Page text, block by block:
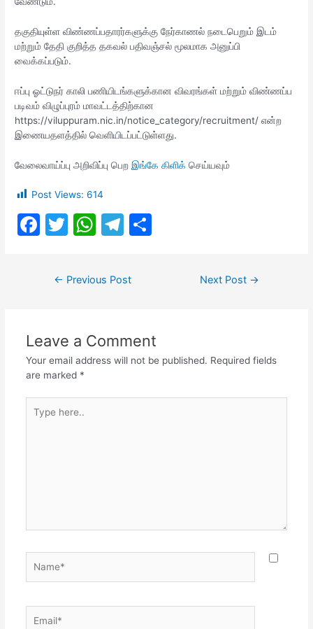
தகுதியுள்ள விண்ணப்பதாரர்களுக்கு நேர்காணல் நடைபெறும் இடம்
மற்றும் தேதி குறித்த தகவல் பதிவஞ்சல் மூலமாக அனுப்பி
வைக்கப்படும்.
ஈப்பு ஓட்டுநர் காலி பணியிடங்களுக்கான விவரங்கள் மற்றும் விண்ணப்ப
படிவம் விழுப்புரம் மாவட்டத்திற்கான
https://viluppuram.nic.in/notice_category/recruitment/ என்ற
இணையதளத்தில் வெளியிடப்பட்டுள்ளது.
வேலைவாய்ப்பு அறிவிப்பு பெறஇங்கே கிளிக் செய்யவும்
Post Views: 614
F
o
o
k
T
itt
er
W
at
s
p
p
T
e
gr
m
← Previous Post Next Post →
Leave a Comment
Your email address will not be published. Required fields
are marked *
here..